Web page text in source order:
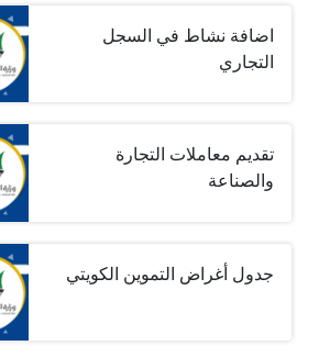
اضافة نشاط في السجل
التجاري
تقديم معاملات التجارة
والصناعة
جدول أغراض التموين الكويتي